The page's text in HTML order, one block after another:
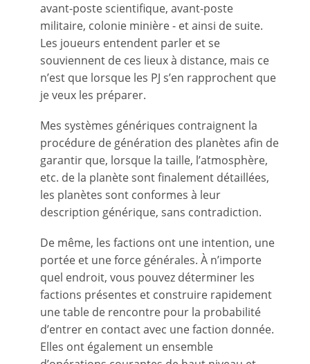
avant-poste scientifique, avant-poste
militaire, colonie minière - et ainsi de suite.
Les joueurs entendent parler et se
souviennent de ces lieux à distance, mais ce
n’est que lorsque les PJ s’en rapprochent que
je veux les préparer.
Mes systèmes génériques contraignent la
procédure de génération des planètes afin de
garantir que, lorsque la taille, l’atmosphère,
etc. de la planète sont finalement détaillées,
les planètes sont conformes à leur
description générique, sans contradiction.
De même, les factions ont une intention, une
portée et une force générales. À n’importe
quel endroit, vous pouvez déterminer les
factions présentes et construire rapidement
une table de rencontre pour la probabilité
d’entrer en contact avec une faction donnée.
Elles ont également un ensemble